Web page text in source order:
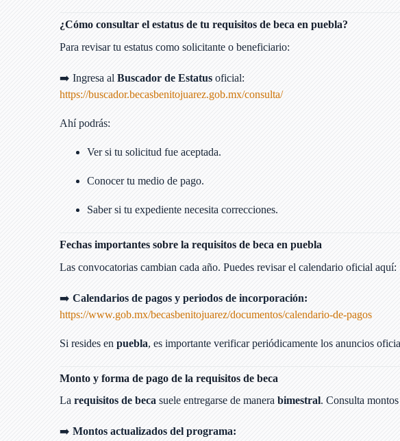
¿Cómo consultar el estatus de tu requisitos de beca en puebla?
Para revisar tu estatus como solicitante o beneficiario:
➡️ Ingresa al Buscador de Estatus oficial:
https://buscador.becasbenitojuarez.gob.mx/consulta/
Ahí podrás:
Ver si tu solicitud fue aceptada.
Conocer tu medio de pago.
Saber si tu expediente necesita correcciones.
Fechas importantes sobre la requisitos de beca en puebla
Las convocatorias cambian cada año. Puedes revisar el calendario oficial aquí:
➡️ Calendarios de pagos y periodos de incorporación:
https://www.gob.mx/becasbenitojuarez/documentos/calendario-de-pagos
Si resides en puebla, es importante verificar periódicamente los anuncios
Monto y forma de pago de la requisitos de beca
La requisitos de beca suele entregarse de manera bimestral. Consulta
➡️ Montos actualizados del programa: